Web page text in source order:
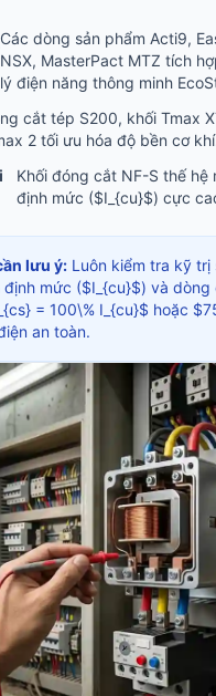
Các dòng sản phẩm Acti9,
NSX, MasterPact MTZ tích
lý điện năng thông minh
cắt tép S200, khối Tmax
2 tối ưu hóa độ bền cơ
Khối đóng cắt NF-S thế hệ
định mức ($I_{cu}$) cực
lưu ý: Luôn kiểm tra kỹ
định mức ($I_{cu}$) và
= 100\% I_{cu}$ hoặc
an toàn.